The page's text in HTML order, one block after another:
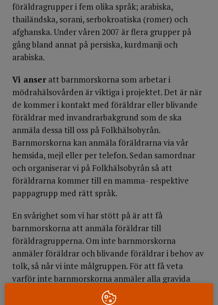
föräldragrupper i fem olika språk; arabiska,
thailändska, sorani, serbokroatiska (romer) och
afghanska. Under våren 2007 är flera grupper på
gång bland annat på persiska, kurdmanji och
arabiska.
Vi anser att barnmorskorna som arbetar i
mödrahälsovården är viktiga i projektet. Det är när
de kommer i kontakt med föräldrar eller blivande
föräldrar med invandrarbakgrund som de ska
anmäla dessa till oss på Folkhälsobyrån.
Barnmorskorna kan anmäla föräldrarna via vår
hemsida, mejl eller per telefon. Sedan samordnar
och organiserar vi på Folkhälsobyrån så att
föräldrarna kommer till en mamma- respektive
pappagrupp med rätt språk.
En svårighet som vi har stött på är att få
barnmorskorna att anmäla föräldrar till
föräldragrupperna. Om inte barnmorskorna
anmäler föräldrar och blivande föräldrar i behov av
tolk, så når vi inte målgruppen. För att få veta
varför inte barnmorskorna anmäler alla gravida
invandrarkvinnor har vi besökt alla